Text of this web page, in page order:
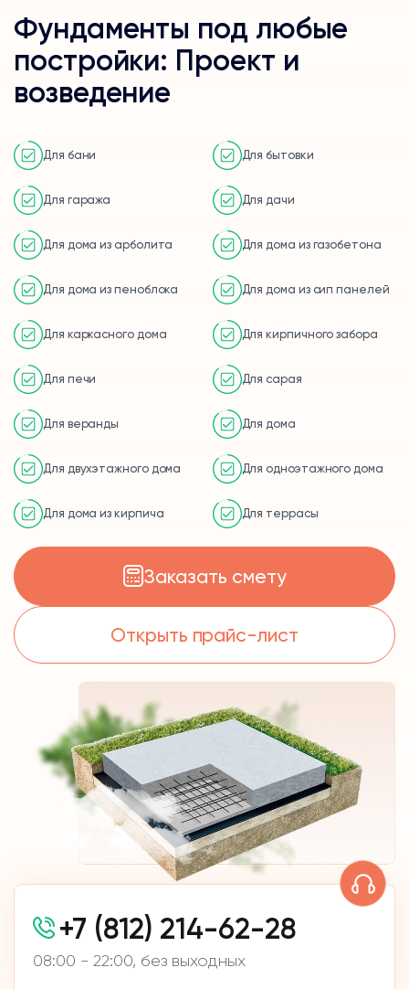
Фундаменты под любые
постройки: Проект и
возведение
Для бани Для бытовки
Для гаража Для дачи
Для дома из арболита Для дома из газобетона
Для дома из пеноблока Для дома из сип панелей
Для каркасного дома Для кирпичного забора
Для печи Для сарая
Для веранды Для дома
Для двухэтажного дома Для одноэтажного дома
Для дома из кирпича Для террасы
Заказать смету
Открыть прайс-лист
+7 (812) 214-62-28
08:00 - 22:00, без выходных